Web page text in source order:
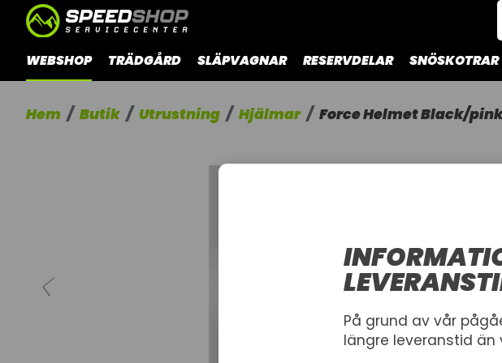
WEBSHOP TRÄDGÅRD SLÄPVAGNAR RESERVDELAR SNÖSKOTRAR
Hem Butik Utrustning Hjälmar Force Helmet Black/
På grund av vår
längre leveranstid än